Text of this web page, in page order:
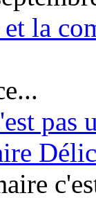
la
pas